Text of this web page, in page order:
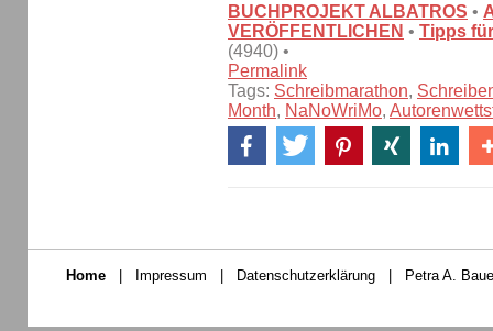
BUCHPROJEKT ALBATROS •
VERÖFFENTLICHEN • Tipps
(4940) •
Permalink
Tags: Schreibmarathon,
Month, NaNoWriMo,
Home Impressum Datenschutzerklärung Petra A.